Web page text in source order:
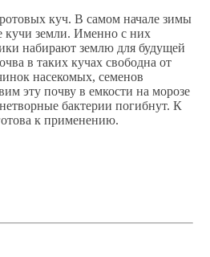
куч. В самом начале зимы
кучи земли. Именно с них
набирают землю для будущей
в таких кучах свободна от
насекомых, семенов
эту почву в емкости на морозе
бактерии погибнут. К
к применению.